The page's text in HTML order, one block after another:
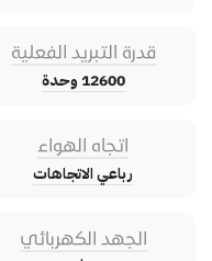
قدرة التبريد الفعلية
12600 وحدة
اتجاه الهواء
رباعي الاتجاهات
الجهد الكهربائي